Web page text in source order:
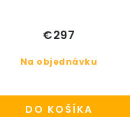
Na objednávku
€297
DO KOŠÍKA